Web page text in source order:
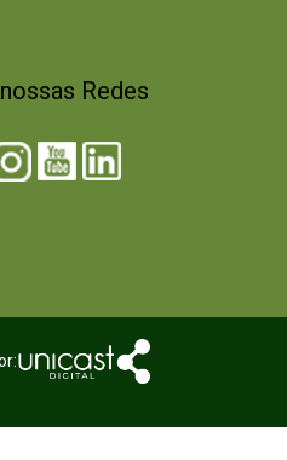
Redes